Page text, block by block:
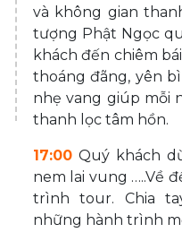
và không gian
tượng Phật Ngọc
khách đến chiêm
thoáng đãng, yên
nhẹ vang giúp mỗi
thanh lọc tâm hồn.
17:00 Quý khách
nem lai vung …..Về
trình tour. Chia
những hành trình